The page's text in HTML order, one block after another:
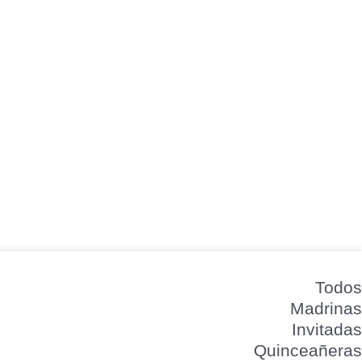
Todos
Madrinas
Invitadas
Quinceañeras